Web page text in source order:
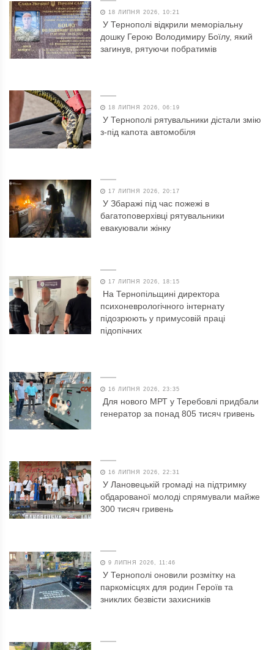
18 ЛИПНЯ 2026, 10:21
У Тернополі відкрили меморіальну
дошку Герою Володимиру Боїлу, який
загинув, рятуючи побратимів
18 ЛИПНЯ 2026, 06:19
У Тернополі рятувальники дістали змію
з-під капота автомобіля
17 ЛИПНЯ 2026, 20:17
У Збаражі під час пожежі в
багатоповерхівці рятувальники
евакуювали жінку
17 ЛИПНЯ 2026, 18:15
На Тернопільщині директора
психоневрологічного інтернату
підозрюють у примусовій праці
підопічних
16 ЛИПНЯ 2026, 23:35
Для нового МРТ у Теребовлі придбали
генератор за понад 805 тисяч гривень
16 ЛИПНЯ 2026, 22:31
У Лановецькій громаді на підтримку
обдарованої молоді спрямували майже
300 тисяч гривень
9 ЛИПНЯ 2026, 11:46
У Тернополі оновили розмітку на
паркомісцях для родин Героїв та
зниклих безвісти захисників